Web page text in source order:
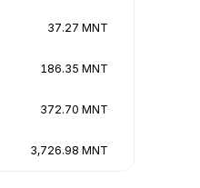
37.27 MNT
186.35 MNT
372.70 MNT
3,726.98 MNT